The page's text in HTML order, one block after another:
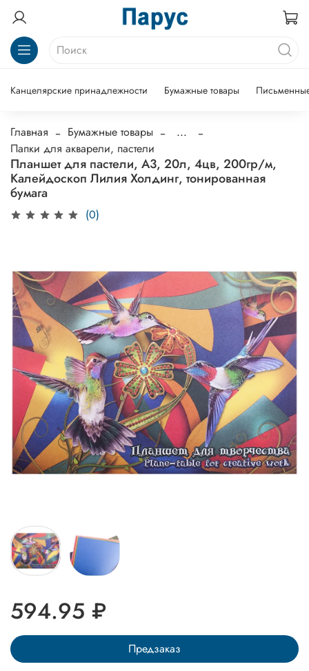
Канцелярские принадлежности Бумажные товары
Главная Бумажные товары
...
Папки для акварели, пастели
Планшет для пастели, А3, 20л, 4цв, 200гр/м,
Калейдоскоп Лилия Холдинг, тонированная
бумага
(0)
594.95 ₽
Предзаказ